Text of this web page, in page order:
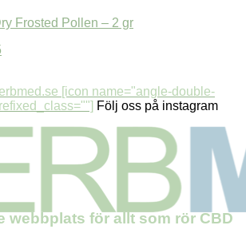
Frosted Pollen – 2 gr
[icon name="angle-double-
Följ oss på instagram
webbplats för allt som rör CBD